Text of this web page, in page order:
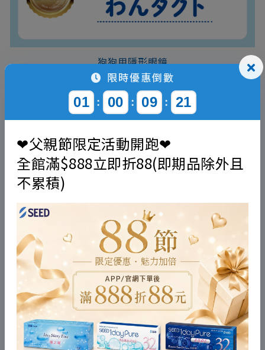
狗狗用隱形眼鏡
VIEW MORE
限時優惠倒數
01 : 00 : 09 : 21
❤父親節限定活動開跑❤
全館滿$888立即折88(即期品除外且
不累積)